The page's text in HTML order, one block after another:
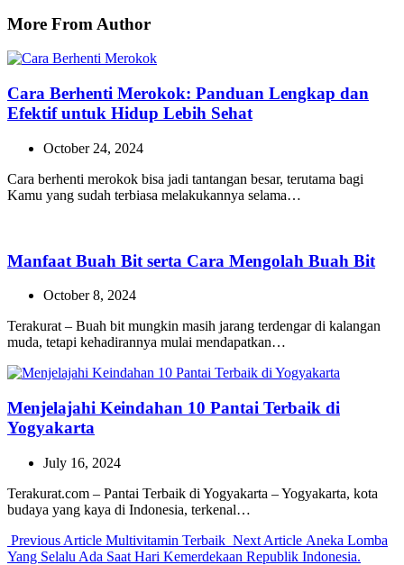
More From Author
Cara Berhenti Merokok: Panduan Lengkap dan
Efektif untuk Hidup Lebih Sehat
October 24, 2024
Cara berhenti merokok bisa jadi tantangan besar, terutama bagi
Kamu yang sudah terbiasa melakukannya selama…
Manfaat Buah Bit serta Cara Mengolah Buah Bit
October 8, 2024
Terakurat – Buah bit mungkin masih jarang terdengar di kalangan
muda, tetapi kehadirannya mulai mendapatkan…
Menjelajahi Keindahan 10 Pantai Terbaik di
Yogyakarta
July 16, 2024
Terakurat.com – Pantai Terbaik di Yogyakarta – Yogyakarta, kota
budaya yang kaya di Indonesia, terkenal…
Previous Article Previous
Post:
Multivitamin Terbaik Next Article Next
Post:
Aneka Lomba
Yang Selalu Ada Saat Hari Kemerdekaan Republik Indonesia.